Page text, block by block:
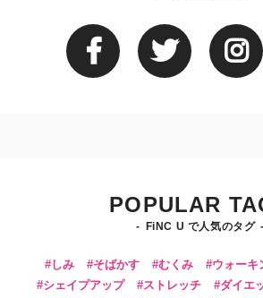
POPULAR
FiNC U で人気のタグ
しみ そばかす むくみ ウォーキ
シェイプアップ
ストレッチ ダイエ